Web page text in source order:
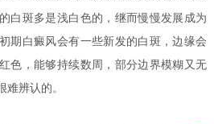
白斑多是浅白色的，继而慢慢发展成为
期白癜风会有一些新发的白斑，边缘会
色，能够持续数周，部分边界模糊又无
辨认的。